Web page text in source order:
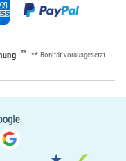
** ** Bonität vorausgesetzt